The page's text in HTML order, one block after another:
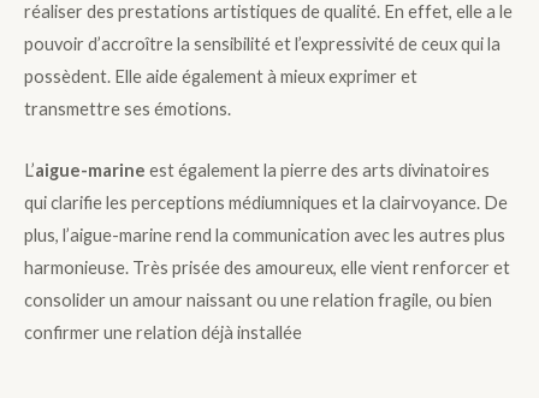
réaliser des prestations artistiques de qualité. En effet, elle a le
pouvoir d’accroître la sensibilité et l’expressivité de ceux qui la
possèdent. Elle aide également à mieux exprimer et
transmettre ses émotions.
L’aigue-marine est également la pierre des arts divinatoires
qui clarifie les perceptions médiumniques et la clairvoyance. De
plus, l’aigue-marine rend la communication avec les autres plus
harmonieuse. Très prisée des amoureux, elle vient renforcer et
consolider un amour naissant ou une relation fragile, ou bien
confirmer une relation déjà installée